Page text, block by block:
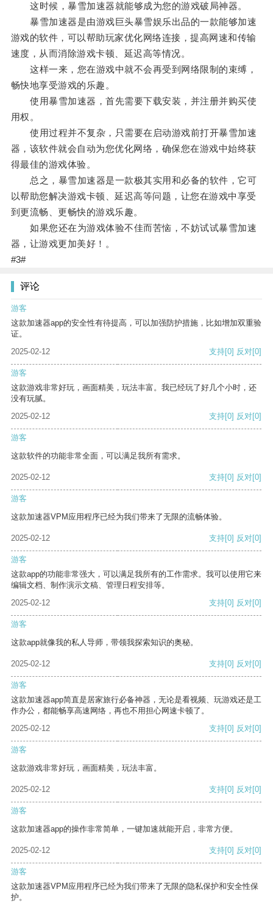
这时候，暴雪加速器就能够成为您的游戏破局神器。
暴雪加速器是由游戏巨头暴雪娱乐出品的一款能够加速
游戏的软件，可以帮助玩家优化网络连接，提高网速和传输
速度，从而消除游戏卡顿、延迟高等情况。
这样一来，您在游戏中就不会再受到网络限制的束缚，
畅快地享受游戏的乐趣。
使用暴雪加速器，首先需要下载安装，并注册并购买使
用权。
使用过程并不复杂，只需要在启动游戏前打开暴雪加速
器，该软件就会自动为您优化网络，确保您在游戏中始终获
得最佳的游戏体验。
总之，暴雪加速器是一款极其实用和必备的软件，它可
以帮助您解决游戏卡顿、延迟高等问题，让您在游戏中享受
到更流畅、更畅快的游戏乐趣。
如果您还在为游戏体验不佳而苦恼，不妨试试暴雪加速
器，让游戏更加美好！。
#3#
评论
游客
这款加速器app的安全性有待提高，可以加强防护措施，比如增加双重验
证。
2025-02-12
支持[0] 反对[0]
游客
这款游戏非常好玩，画面精美，玩法丰富。我已经玩了好几个小时，还
没有玩腻。
2025-02-12
支持[0] 反对[0]
游客
这款软件的功能非常全面，可以满足我所有需求。
2025-02-12 支持[0] 反对[0]
游客
这款加速器VPM应用程序已经为我们带来了无限的流畅体验。
2025-02-12 支持[0] 反对[0]
游客
这款app的功能非常强大，可以满足我所有的工作需求。我可以使用它来
编辑文档、制作演示文稿、管理日程安排等。
2025-02-12
支持[0] 反对[0]
游客
这款app就像我的私人导师，带领我探索知识的奥秘。
2025-02-12 支持[0] 反对[0]
游客
这款加速器app简直是居家旅行必备神器，无论是看视频、玩游戏还是工
作办公，都能畅享高速网络，再也不用担心网速卡顿了。
2025-02-12
支持[0] 反对[0]
游客
这款游戏非常好玩，画面精美，玩法丰富。
2025-02-12 支持[0] 反对[0]
游客
这款加速器app的操作非常简单，一键加速就能开启，非常方便。
2025-02-12 支持[0] 反对[0]
游客
这款加速器VPM应用程序已经为我们带来了无限的隐私保护和安全性保
护。